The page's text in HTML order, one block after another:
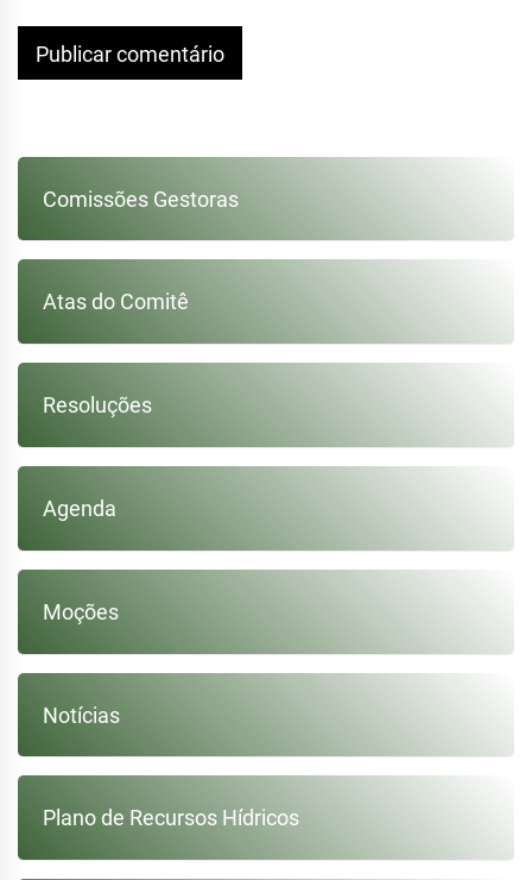
Comissões Gestoras
Atas do Comitê
Resoluções
Agenda
Moções
Notícias
Plano de Recursos Hídricos